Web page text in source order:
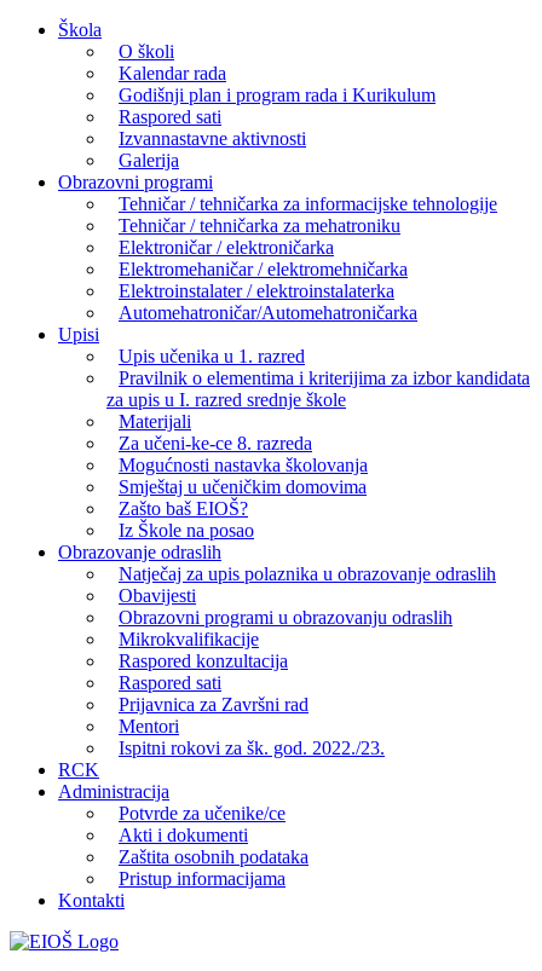
Skip
Škola
O školi
Kalendar rada
Godišnji plan i program rada i Kurikulum
Raspored sati
Izvannastavne aktivnosti
Galerija
Obrazovni programi
Tehničar / tehničarka za informacijske tehnologije
Tehničar / tehničarka za mehatroniku
Elektroničar / elektroničarka
Elektromehaničar / elektromehničarka
Elektroinstalater / elektroinstalaterka
Automehatroničar/Automehatroničarka
Upisi
Upis učenika u 1. razred
Pravilnik o elementima i kriterijima za izbor kandidata
za upis u I. razred srednje škole
Materijali
Za učeni-ke-ce 8. razreda
Mogućnosti nastavka školovanja
Smještaj u učeničkim domovima
Zašto baš EIOŠ?
Iz Škole na posao
Obrazovanje odraslih
Natječaj za upis polaznika u obrazovanje odraslih
Obavijesti
Obrazovni programi u obrazovanju odraslih
Mikrokvalifikacije
Raspored konzultacija
Raspored sati
Prijavnica za Završni rad
Mentori
Ispitni rokovi za šk. god. 2022./23.
RCK
Administracija
Potvrde za učenike/ce
Akti i dokumenti
Zaštita osobnih podataka
Pristup informacijama
Kontakti
Facebook
YouTube
X
Pinterest